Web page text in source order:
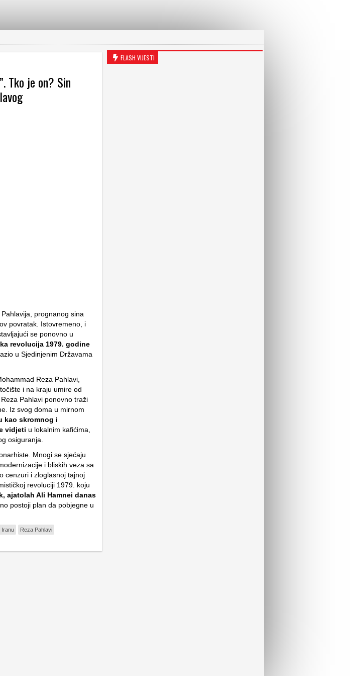
Tko je on? Sin
prognanog sina
povratak. Istovremeno, i
se ponovno u
revolucija 1979. godine
u Sjedinjenim Državama
Reza Pahlavi,
i na kraju umire od
Reza Pahlavi ponovno traži
Iz svog doma u mirnom
kao skromnog i
vidjeti u lokalnim kafićima,
osiguranja.
Mnogi se sjećaju
i bliskih veza sa
cenzuri i zloglasnoj tajnoj
revoluciji 1979. koju
ajatolah Ali Hamnei danas
postoji plan da pobjegne u
Iranu Reza Pahlavi
FLASH VIJESTI